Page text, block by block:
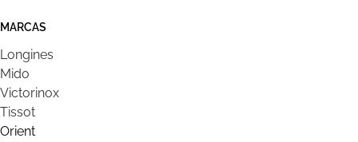
MARCAS
Longines
Mido
Victorinox
Tissot
Orient